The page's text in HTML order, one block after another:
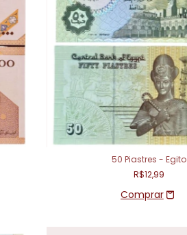
50 Piastres - Egito
R$12,99